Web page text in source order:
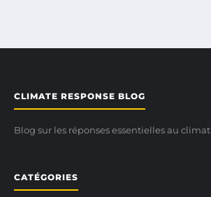
CLIMATE RESPONSE BLOG
Blog sur les réponses essentielles au climat
CATÉGORIES